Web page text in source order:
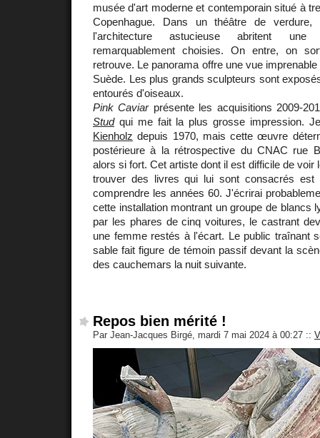
musée d'art moderne et contemporain situé à
Copenhague. Dans un théâtre de verdure,
l'architecture astucieuse abritent une
remarquablement choisies. On entre, on
retrouve. Le panorama offre une vue
Suède. Les plus grands sculpteurs sont
entourés d'oiseaux.
Pink Caviarprésente les acquisitions 2009-
Studqui me fait la plus grosse impression.
Kienholz depuis 1970, mais cette œuvre
postérieure à la rétrospective du CNAC rue
alors si fort. Cet artiste dont il est difficile de
trouver des livres qui lui sont consacrés est
comprendre les années 60. J'écrirai
cette installation montrant un groupe de blancs
par les phares de cinq voitures, le castrant
une femme restés à l'écart. Le public traînant
sable fait figure de témoin passif devant la
des cauchemars la nuit suivante.
Repos bien mérité !
Par Jean-Jacques Birgé, mardi 7 mai 2024 à 00:27 ::